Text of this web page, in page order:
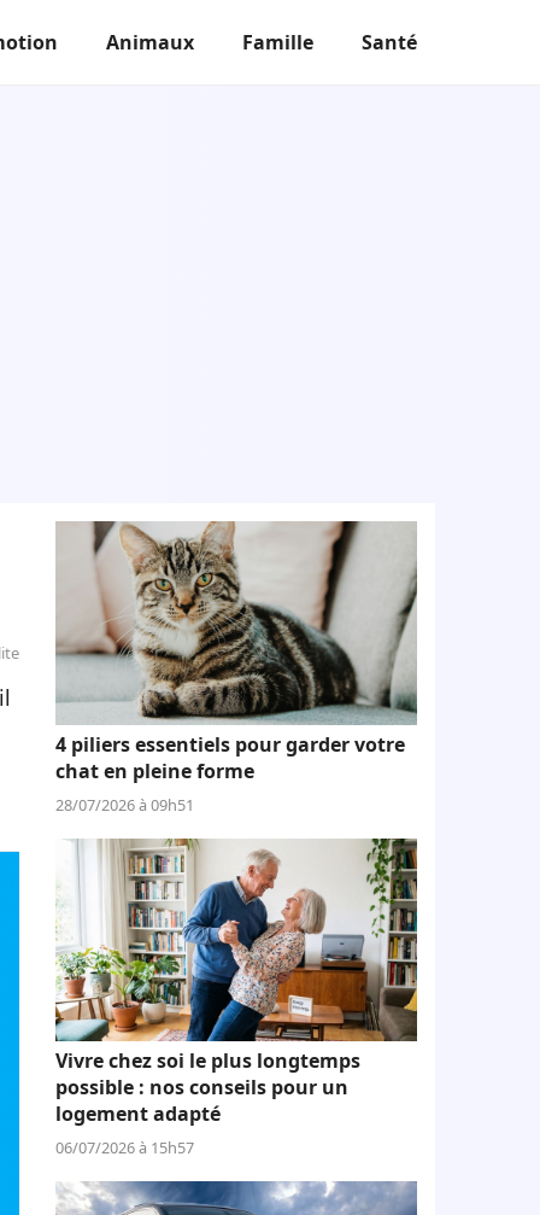
Animaux Famille Santé
4 piliers essentiels pour garder votre
chat en pleine forme
28/07/2026 à 09h51
Vivre chez soi le plus longtemps
possible : nos conseils pour un
logement adapté
06/07/2026 à 15h57